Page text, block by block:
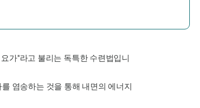
가"라고 불리는 독특한 수련법입니
염송하는 것을 통해 내면의 에너지